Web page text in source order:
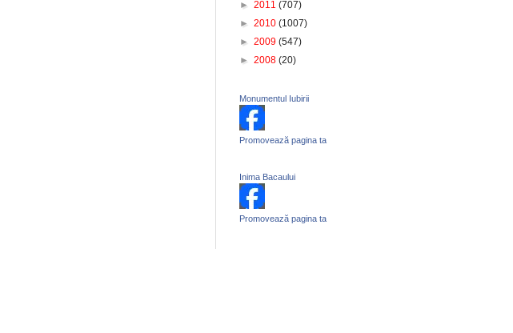
► 2011 (707)
► 2010 (1007)
► 2009 (547)
► 2008 (20)
Monumentul Iubirii
Promovează pagina ta
Inima Bacaului
Promovează pagina ta